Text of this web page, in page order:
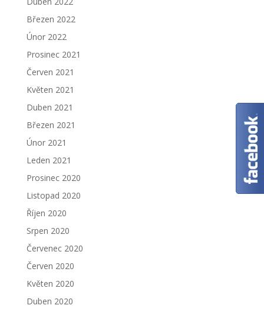
Březen 2022
Únor 2022
Prosinec 2021
Červen 2021
Květen 2021
Duben 2021
Březen 2021
Únor 2021
Leden 2021
Prosinec 2020
Listopad 2020
Říjen 2020
Srpen 2020
Červenec 2020
Červen 2020
Květen 2020
Duben 2020